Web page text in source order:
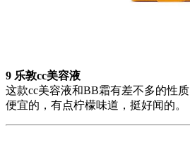
9 乐敦cc美容液
这款cc美容液和BB霜有差不多的性
便宜的，有点柠檬味道，挺好闻的。